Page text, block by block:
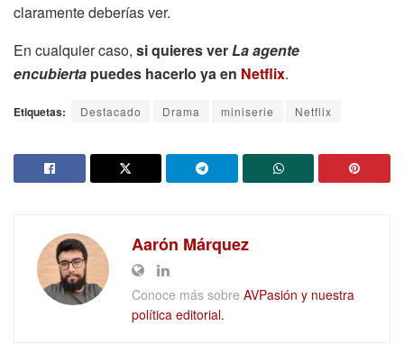
claramente deberías ver.
En cualquier caso, si quieres verLa agente
encubierta puedes hacerlo ya en Netflix.
Etiquetas: Destacado Drama miniserie Netflix
Aarón Márquez
Conoce más sobre AVPasión y nuestra
política editorial.